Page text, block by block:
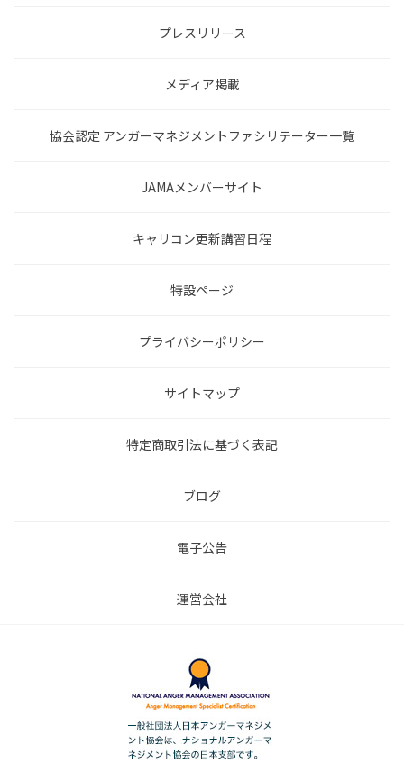
プレスリリース
メディア掲載
協会認定 アンガーマネジメントファシリテーター一覧
JAMAメンバーサイト
キャリコン更新講習日程
特設ページ
プライバシーポリシー
サイトマップ
特定商取引法に基づく表記
ブログ
電子公告
運営会社